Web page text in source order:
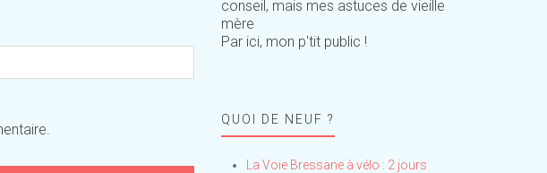
conseil, mais mes astuces de vieille
mère
Par ici, mon p'tit public !
QUOI DE NEUF ?
La Voie Bressane à vélo : 2 jours